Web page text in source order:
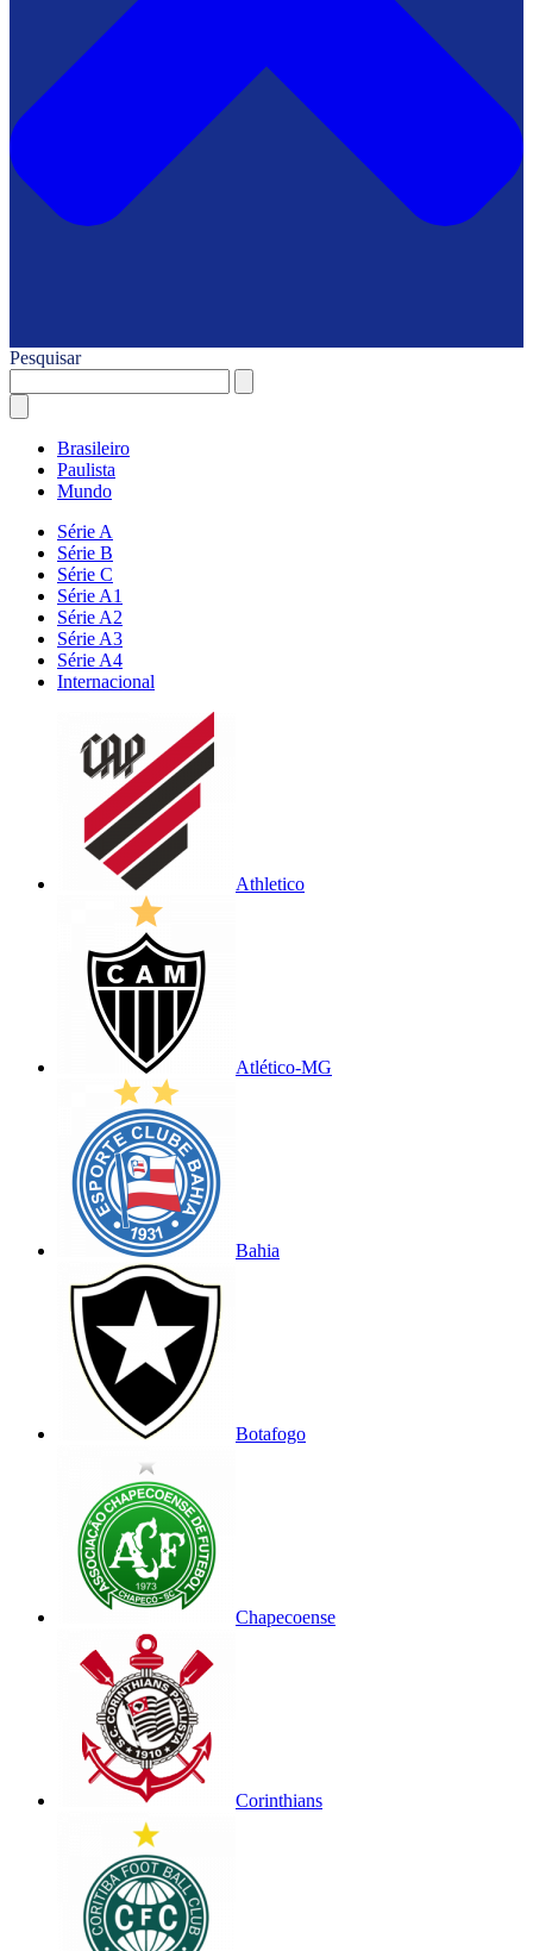
Pesquisar
Brasileiro
Paulista
Mundo
Série A
Série B
Série C
Série A1
Série A2
Série A3
Série A4
Internacional
Athletico
Atlético-MG
Bahia
Botafogo
Chapecoense
Corinthians